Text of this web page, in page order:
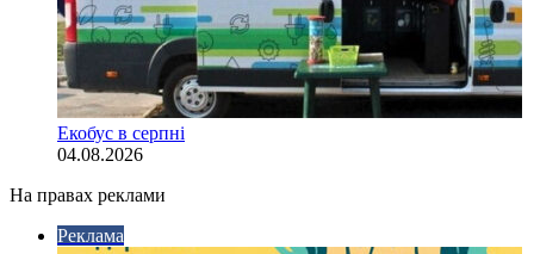
Екобус в серпні
04.08.2026
На правах реклами
Реклама